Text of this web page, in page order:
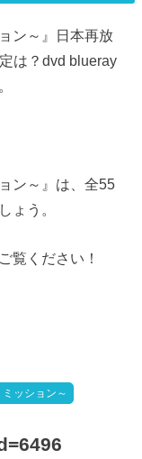
ン～』日本再放
は？dvd blueray
ン～』は、全55
ょう。
覧ください！
ッション～